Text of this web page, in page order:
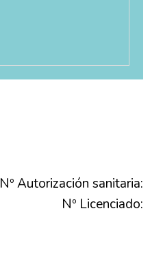
Nº Autorización sanitaria:
Nº Licenciado: